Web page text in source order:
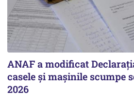
ANAF a modificat
casele și mașinile scumpe
2026